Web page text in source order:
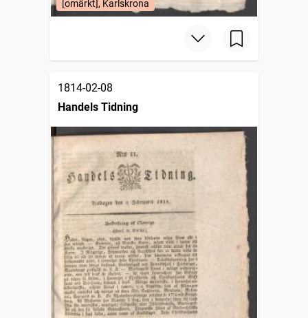
[omärkt], Karlskrona
1814-02-08
Handels Tidning